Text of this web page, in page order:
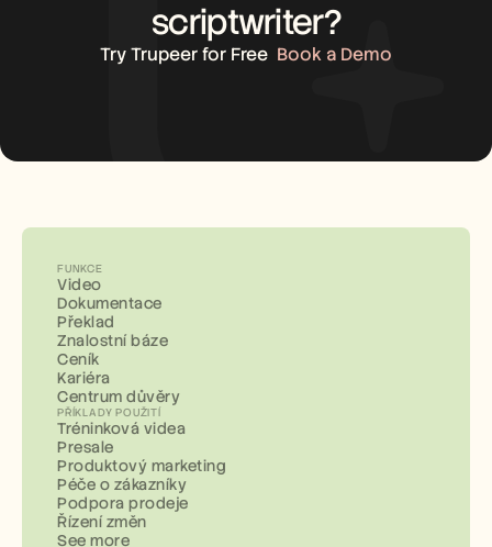
scriptwriter?
Try Trupeer for Free Book a Demo
FUNKCE
Video
Dokumentace
Překlad
Znalostní báze
Ceník
Kariéra
Centrum důvěry
PŘÍKLADY POUŽITÍ
Tréninková videa
Presale
Produktový marketing
Péče o zákazníky
Podpora prodeje
Řízení změn
See more